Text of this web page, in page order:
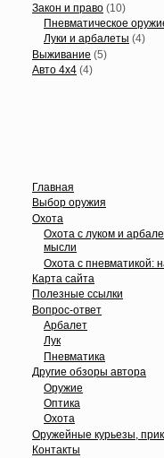
Закон и право (10)
Пневматическое
Луки и арбалеты (4)
Выживание (5)
Авто 4х4 (4)
Главная
Выбор оружия
Охота
Охота с луком и
мысли
Охота с пневматикой:
Карта сайта
Полезные ссылки
Вопрос-ответ
Арбалет
Лук
Пневматика
Другие обзоры автора
Оружие
Оптика
Охота
Оружейные курьезы,
Контакты